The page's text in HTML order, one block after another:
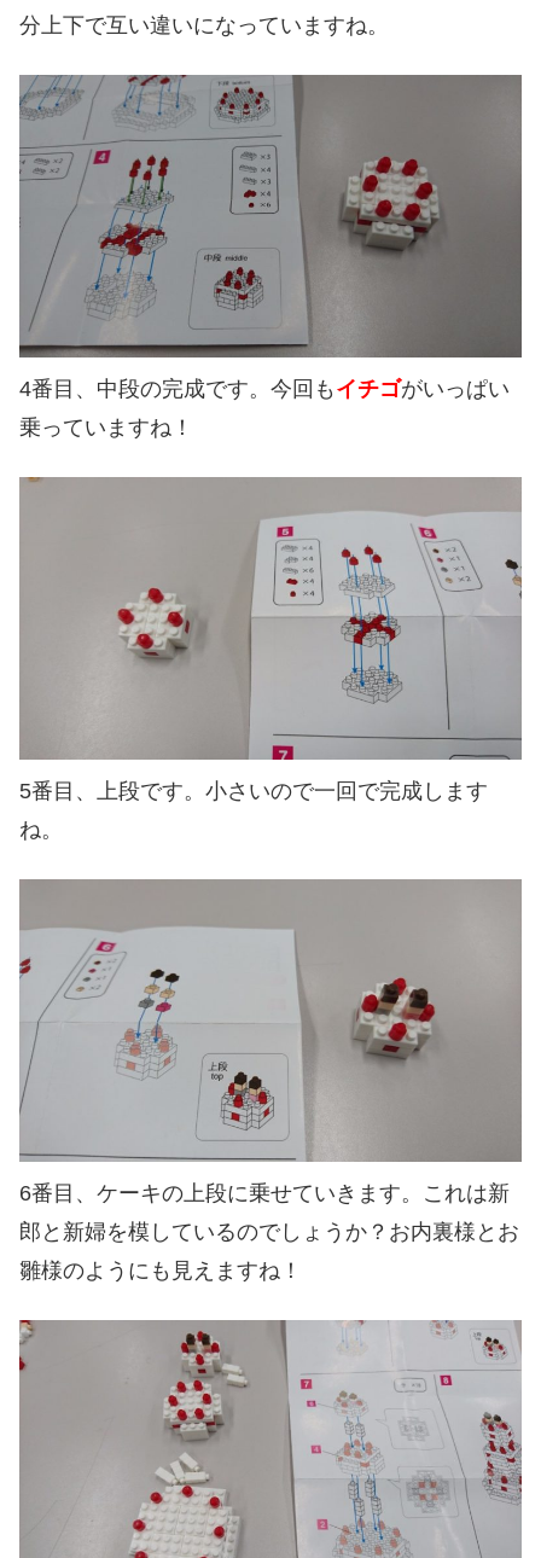
分上下で互い違いになっていますね。
4番目、中段の完成です。今回も イチゴがいっぱい
乗っていますね！
5番目、上段です。小さいので一回で完成します
ね。
6番目、ケーキの上段に乗せていきます。これは新
郎と新婦を模しているのでしょうか？お内裏様とお
雛様のようにも見えますね！